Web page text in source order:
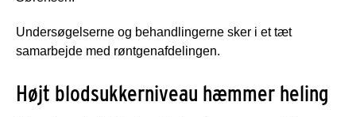
Undersøgelserne og behandlingerne sker i et tæt
samarbejde med røntgenafdelingen.
Højt blodsukkerniveau hæmmer heling